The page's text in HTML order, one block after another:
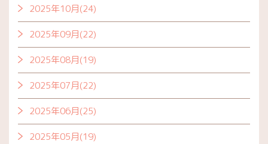
2025年10月(24)
2025年09月(22)
2025年08月(19)
2025年07月(22)
2025年06月(25)
2025年05月(19)